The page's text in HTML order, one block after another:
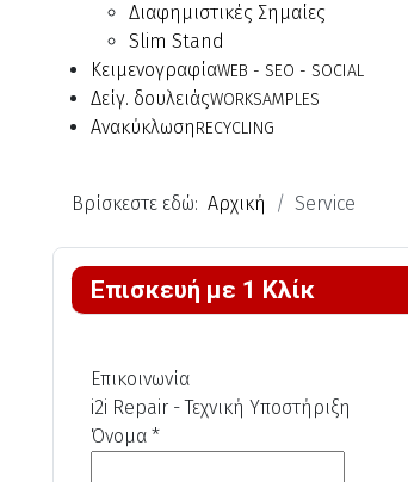
Διαφημιστικές Σημαίες
Slim Stand
ΚειμενογραφίαWEB - SEO - SOCIAL
Δείγ. δουλειάςWORKSAMPLES
ΑνακύκλωσηRECYCLING
Βρίσκεστε εδώ: Αρχική Service
Επισκευή με 1 Κλίκ
Επικοινωνία
i2i Repair - Τεχνική Υποστήριξη
Όνομα *